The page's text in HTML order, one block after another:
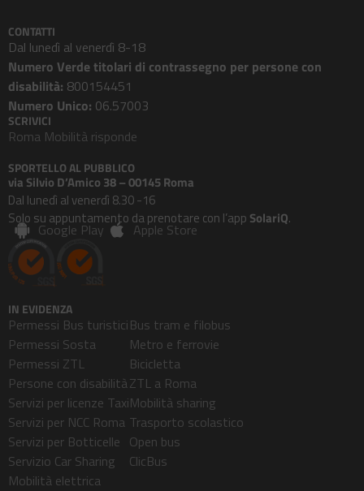
CONTATTI
Dal lunedì al venerdì 8-18
Numero Verde titolari di contrassegno per persone con
disabilità: 800154451
Numero Unico: 06.57003
SCRIVICI
Roma Mobilità risponde
SPORTELLO AL PUBBLICO
via Silvio D’Amico 38 – 00145 Roma
Dal lunedì al venerdì 8.30 -16
Solo su appuntamento da prenotare con l’app SolariQ.
Google Play Apple Store
IN EVIDENZA
Permessi Bus turistici
Permessi Sosta
Permessi ZTL
Persone con disabilità
Servizi per licenze Taxi
Servizi per NCC Roma
Servizi per Botticelle
Servizio Car Sharing
Mobilità elettrica
Bus tram e filobus
Metro e ferrovie
Bicicletta
ZTL a Roma
Mobilità sharing
Trasporto scolastico
Open bus
ClicBus